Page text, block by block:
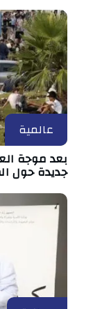
عالمية
بعد موجة
جديدة حول